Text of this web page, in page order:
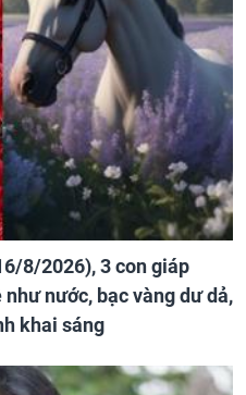
8/2026), 3 con giáp
nước, bạc vàng dư dả,
khai sáng